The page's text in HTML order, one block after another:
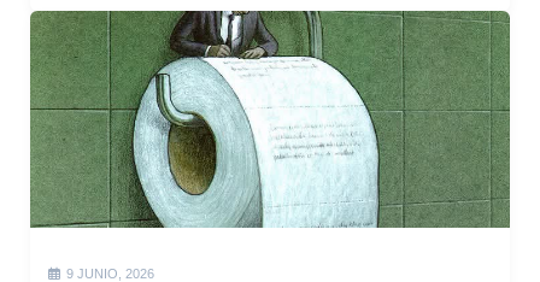
9 JUNIO, 2026